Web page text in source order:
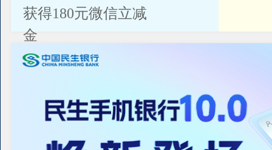
获得180元微信立减
金